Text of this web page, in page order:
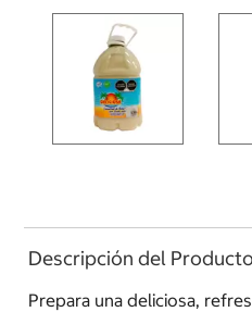
Descripción del Producto
Prepara una deliciosa,